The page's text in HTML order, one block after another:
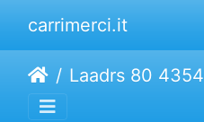
carrimerci.it
Laadrs 80 4354 (TWA DB4)